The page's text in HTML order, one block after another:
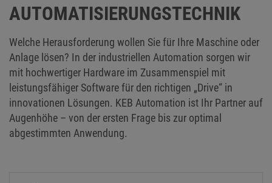
Welche Herausforderung wollen Sie für Ihre Maschine oder
Anlage lösen? In der industriellen Automation sorgen wir
mit hochwertiger Hardware im Zusammenspiel mit
leistungsfähiger Software für den richtigen „Drive“ in
innovationen Lösungen. KEB Automation ist Ihr Partner auf
Augenhöhe – von der ersten Frage bis zur optimal
abgestimmten Anwendung.